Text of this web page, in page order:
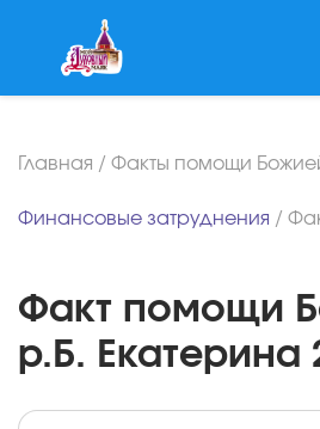
Главная / Факты помощи
Финансовые затруднения /
Факт помощи
р.Б. Екатерина